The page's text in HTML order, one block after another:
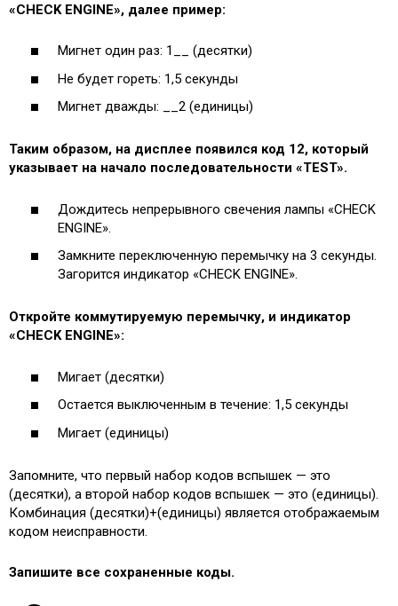
«CHECK ENGINE», далее пример:
Мигнет один раз: 1__ (десятки)
Не будет гореть: 1,5 секунды
Мигнет дважды: __2 (единицы)
Таким образом, на дисплее появился код 12, который
указывает на начало последовательности «TEST».
Дождитесь непрерывного свечения лампы «CHECK
ENGINE».
Замкните переключенную перемычку на 3 секунды.
Загорится индикатор «CHECK ENGINE».
Откройте коммутируемую перемычку, и индикатор
«CHECK ENGINE»:
Мигает (десятки)
Остается выключенным в течение: 1,5 секунды
Мигает (единицы)
Запомните, что первый набор кодов вспышек — это
(десятки), а второй набор кодов вспышек — это (единицы).
Комбинация (десятки)+(единицы) является отображаемым
кодом неисправности.
Запишите все сохраненные коды.